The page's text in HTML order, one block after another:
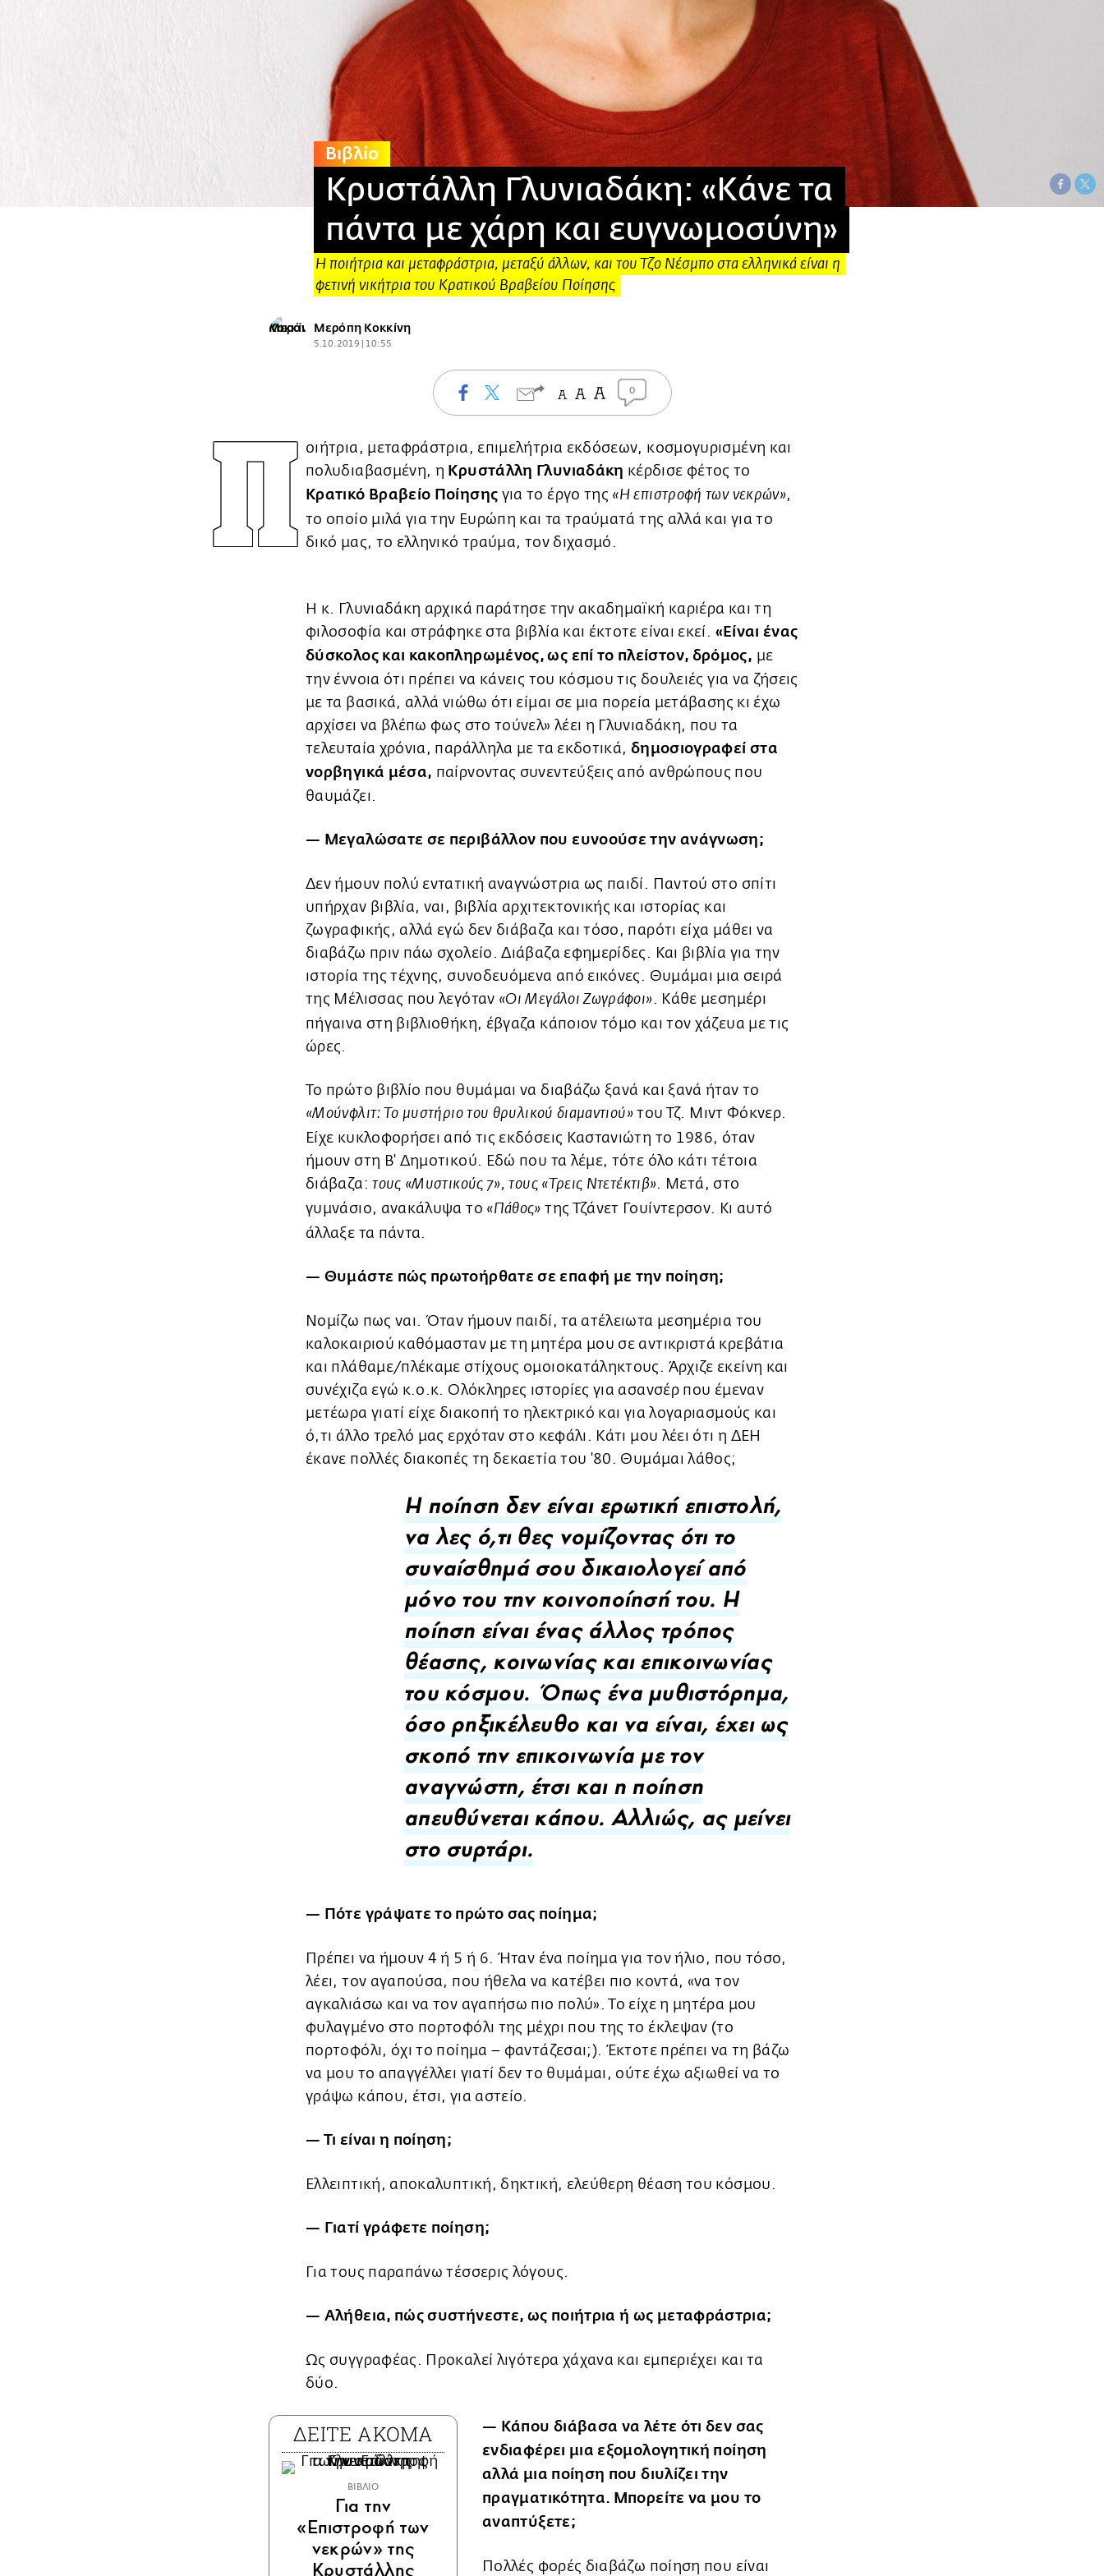
Βιβλίο
Κρυστάλλη Γλυνιαδάκη: «Κάνε τα
πάντα με χάρη και ευγνωμοσύνη»
Η ποιήτρια και μεταφράστρια, μεταξύ άλλων, και του Τζο Νέσμπο στα ελληνικά είναι η
φετινή νικήτρια του Κρατικού Βραβείου Ποίησης
Μερόπη Κοκκίνη
5.10.2019 | 10:55
0
Π οιήτρια, μεταφράστρια, επιμελήτρια εκδόσεων, κοσμογυρισμένη και
πολυδιαβασμένη, η Κρυστάλλη Γλυνιαδάκη κέρδισε φέτος το
Κρατικό Βραβείο Ποίησης για το έργο της «Η επιστροφή των νεκρών»,
το οποίο μιλά για την Ευρώπη και τα τραύματά της αλλά και για το
δικό μας, το ελληνικό τραύμα, τον διχασμό.
Η κ. Γλυνιαδάκη αρχικά παράτησε την ακαδημαϊκή καριέρα και τη
φιλοσοφία και στράφηκε στα βιβλία και έκτοτε είναι εκεί. «Είναι ένας
δύσκολος και κακοπληρωμένος, ως επί το πλείστον, δρόμος, με
την έννοια ότι πρέπει να κάνεις του κόσμου τις δουλειές για να ζήσεις
με τα βασικά, αλλά νιώθω ότι είμαι σε μια πορεία μετάβασης κι έχω
αρχίσει να βλέπω φως στο τούνελ» λέει η Γλυνιαδάκη, που τα
τελευταία χρόνια, παράλληλα με τα εκδοτικά, δημοσιογραφεί στα
νορβηγικά μέσα, παίρνοντας συνεντεύξεις από ανθρώπους που
θαυμάζει.
— Μεγαλώσατε σε περιβάλλον που ευνοούσε την ανάγνωση;
Δεν ήμουν πολύ εντατική αναγνώστρια ως παιδί. Παντού στο σπίτι
υπήρχαν βιβλία, ναι, βιβλία αρχιτεκτονικής και ιστορίας και
ζωγραφικής, αλλά εγώ δεν διάβαζα και τόσο, παρότι είχα μάθει να
διαβάζω πριν πάω σχολείο. Διάβαζα εφημερίδες. Και βιβλία για την
ιστορία της τέχνης, συνοδευόμενα από εικόνες. Θυμάμαι μια σειρά
της Μέλισσας που λεγόταν «Οι Μεγάλοι Ζωγράφοι». Κάθε μεσημέρι
πήγαινα στη βιβλιοθήκη, έβγαζα κάποιον τόμο και τον χάζευα με τις
ώρες.
Το πρώτο βιβλίο που θυμάμαι να διαβάζω ξανά και ξανά ήταν το
«Μούνφλιτ: Το μυστήριο του θρυλικού διαμαντιού»του Τζ. Μιντ Φόκνερ.
Είχε κυκλοφορήσει από τις εκδόσεις Καστανιώτη το 1986, όταν
ήμουν στη Β' Δημοτικού. Εδώ που τα λέμε, τότε όλο κάτι τέτοια
διάβαζα:τους «Μυστικούς 7», τους «Τρεις Ντετέκτιβ». Μετά, στο
γυμνάσιο, ανακάλυψα το «Πάθος» της Τζάνετ Γουίντερσον. Κι αυτό
άλλαξε τα πάντα.
— Θυμάστε πώς πρωτοήρθατε σε επαφή με την ποίηση;
Νομίζω πως ναι. Όταν ήμουν παιδί, τα ατέλειωτα μεσημέρια του
καλοκαιριού καθόμασταν με τη μητέρα μου σε αντικριστά κρεβάτια
και πλάθαμε/πλέκαμε στίχους ομοιοκατάληκτους. Άρχιζε εκείνη και
συνέχιζα εγώ κ.ο.κ. Ολόκληρες ιστορίες για ασανσέρ που έμεναν
μετέωρα γιατί είχε διακοπή το ηλεκτρικό και για λογαριασμούς και
ό,τι άλλο τρελό μας ερχόταν στο κεφάλι. Κάτι μου λέει ότι η ΔΕΗ
έκανε πολλές διακοπές τη δεκαετία του '80. Θυμάμαι λάθος;
Η ποίηση δεν είναι ερωτική επιστολή,
να λες ό,τι θες νομίζοντας ότι το
συναίσθημά σου δικαιολογεί από
μόνο του την κοινοποίησή του. Η
ποίηση είναι ένας άλλος τρόπος
θέασης, κοινωνίας και επικοινωνίας
του κόσμου. Όπως ένα μυθιστόρημα,
όσο ρηξικέλευθο και να είναι, έχει ως
σκοπό την επικοινωνία με τον
αναγνώστη, έτσι και η ποίηση
απευθύνεται κάπου. Αλλιώς, ας μείνει
στο συρτάρι.
— Πότε γράψατε το πρώτο σας ποίημα;
Πρέπει να ήμουν 4 ή 5 ή 6. Ήταν ένα ποίημα για τον ήλιο, που τόσο,
λέει, τον αγαπούσα, που ήθελα να κατέβει πιο κοντά, «να τον
αγκαλιάσω και να τον αγαπήσω πιο πολύ». Το είχε η μητέρα μου
φυλαγμένο στο πορτοφόλι της μέχρι που της το έκλεψαν (το
πορτοφόλι, όχι το ποίημα – φαντάζεσαι;). Έκτοτε πρέπει να τη βάζω
να μου το απαγγέλλει γιατί δεν το θυμάμαι, ούτε έχω αξιωθεί να το
γράψω κάπου, έτσι, για αστείο.
— Τι είναι η ποίηση;
Ελλειπτική, αποκαλυπτική, δηκτική, ελεύθερη θέαση του κόσμου.
— Γιατί γράφετε ποίηση;
Για τους παραπάνω τέσσερις λόγους.
— Αλήθεια, πώς συστήνεστε, ως ποιήτρια ή ως μεταφράστρια;
Ως συγγραφέας. Προκαλεί λιγότερα χάχανα και εμπεριέχει και τα
δύο.
ΔΕΙΤΕ ΑΚΟΜΑ
ΒΙΒΛΙΟ
Για την
«Επιστροφή των
νεκρών» της
Κρυστάλλης
— Κάπου διάβασα να λέτε ότι δεν σας
ενδιαφέρει μια εξομολογητική ποίηση
αλλά μια ποίηση που διυλίζει την
πραγματικότητα. Μπορείτε να μου το
αναπτύξετε;
Πολλές φορές διαβάζω ποίηση που είναι